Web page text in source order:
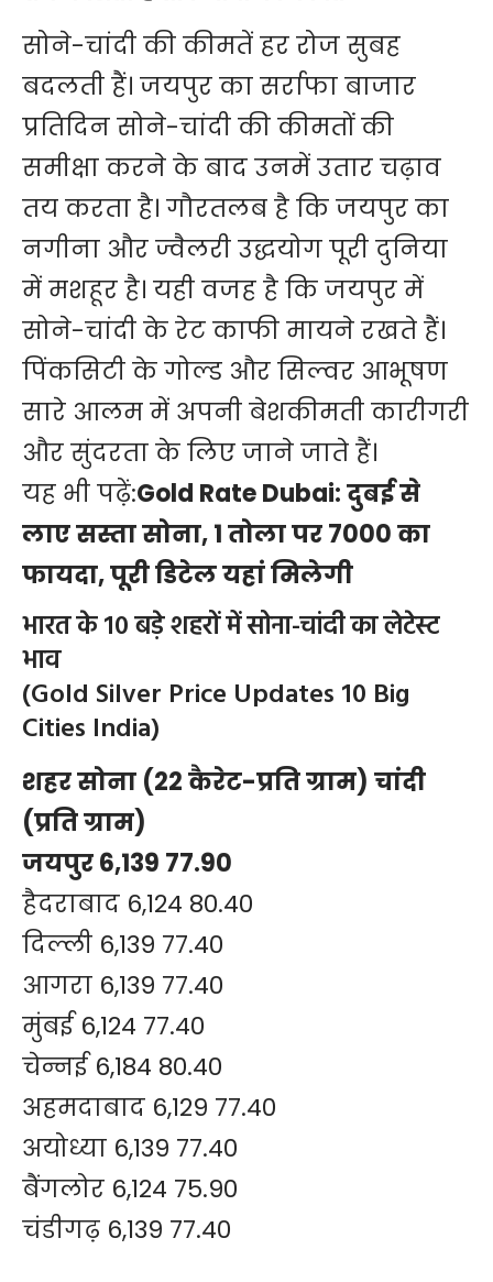
सोने-चांदी की कीमतें हर रोज सुबह
बदलती हैं। जयपुर का सर्राफा बाजार
प्रतिदिन सोने-चांदी की कीमतों की
समीक्षा करने के बाद उनमें उतार चढ़ाव
तय करता है। गौरतलब है कि जयपुर का
नगीना और ज्वैलरी उद्धयोग पूरी दुनिया
में मशहूर है। यही वजह है कि जयपुर में
सोने-चांदी के रेट काफी मायने रखते हैं।
पिंकसिटी के गोल्ड और सिल्वर आभूषण
सारे आलम में अपनी बेशकीमती कारीगरी
और सुंदरता के लिए जाने जाते हैं।
यह भी पढ़ें:Gold Rate Dubai: दुबई से
लाए सस्ता सोना, 1 तोला पर 7000 का
फायदा, पूरी डिटेल यहां मिलेगी
भारत के 10 बड़े शहरों में सोना-चांदी का लेटेस्ट
भाव
(Gold Silver Price Updates 10 Big
Cities India)
शहर सोना (22 कैरेट-प्रति ग्राम) चांदी
(प्रति ग्राम)
जयपुर 6,139 77.90
हैदराबाद 6,124 80.40
दिल्ली 6,139 77.40
आगरा 6,139 77.40
मुंबई 6,124 77.40
चेन्नई 6,184 80.40
अहमदाबाद 6,129 77.40
अयोध्या 6,139 77.40
बैंगलोर 6,124 75.90
चंडीगढ़ 6,139 77.40